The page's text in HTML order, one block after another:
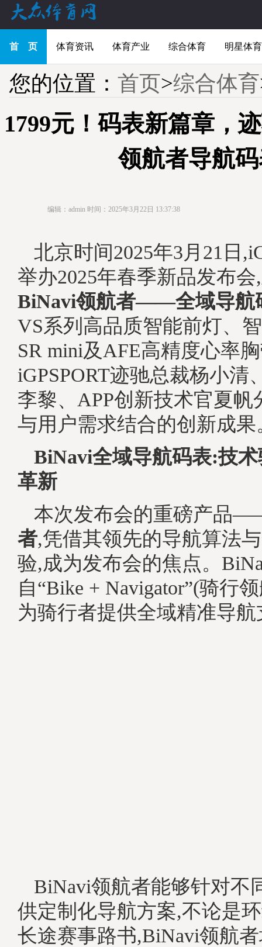
首 页 体育资讯 体育产业 综合体育 明星体育
您的位置： 首页>综合体育
1799元！码表新篇章，
领航者导航
编辑：admin 时间：2025年3月22日 13:37:38
北京时间2025年3月21日
举办2025年春季新品发布
BiNavi领航者——全域导航
VS系列高品质智能前灯、
SR mini及AFE高精度心率
iGPSPORT迹驰总裁杨小清
李黎、APP创新技术官夏帆
与用户需求结合的创新成果
BiNavi全域导航码表:技
革新
本次发布会的重磅产品
者,凭借其领先的导航算法
验,成为发布会的焦点。
自“Bike + Navigator”(骑行
为骑行者提供全域精准导航
BiNavi领航者能够针对不
供定制化导航方案,不论是
长途赛事路书,BiNavi领航